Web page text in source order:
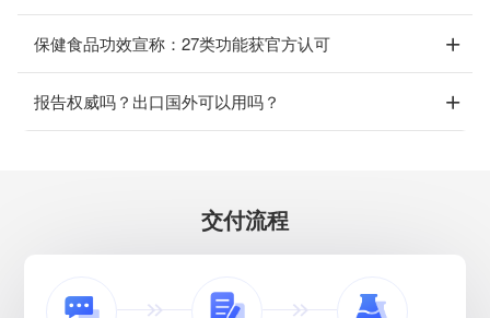
保健食品功效宣称：27类功能获官方认可
报告权威吗？出口国外可以用吗？
交付流程